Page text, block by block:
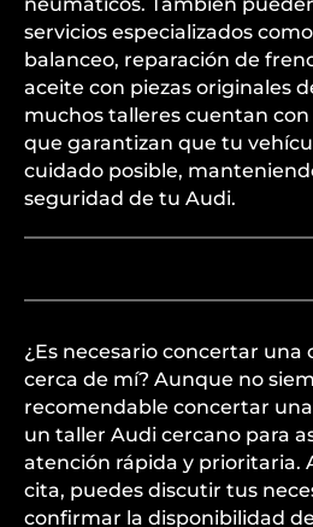
servicios especializados
balanceo, reparación de
aceite con piezas originales
muchos talleres cuentan
que garantizan que tu
cuidado posible,
seguridad de tu Audi.
¿Es necesario concertar
cerca de mí? Aunque no
recomendable concertar
un taller Audi cercano para
atención rápida y prioritaria.
cita, puedes discutir tus
confirmar la disponibilidad